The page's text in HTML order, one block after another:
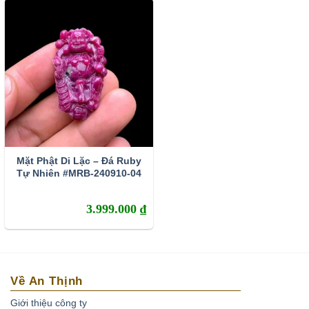
Những viênruby huyết bồ câu
Tính chất vật lý
Đá Ruby có độ cứng cao đạt 9/10 điểm trên thang độ cứng
Mohs ngang ngửa với sapphire , chúng chỉ kém kim
cương và moissanit.
Ruby sao: Loại đá xuất hiện ngôi sao 6 cánh ở bề mặt
-Về mặt xử lý, đá Ruby lại được chia thành các loại
sau:
Mặt Phật Di Lặc – Đá Ruby
Tự Nhiên #MRB-240910-04
3.999.000 ₫
Về An Thịnh
Giới thiệu công ty